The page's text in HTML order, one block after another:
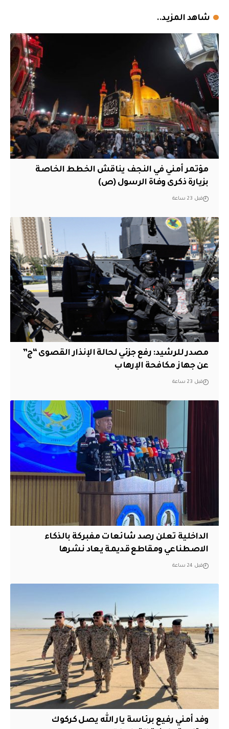
شاهد المزيد..
مؤتمر أمني في النجف يناقش الخطط الخاصة
بزيارة ذكرى وفاة الرسول (ص)
قبل 23 ساعة
مصدر للرشيد: رفع جزئي لحالة الإنذار القصوى “ج”
عن جهاز مكافحة الإرهاب
قبل 23 ساعة
الداخلية تعلن رصد شائعات مفبركة بالذكاء
الاصطناعي ومقاطع قديمة يعاد نشرها
قبل 24 ساعة
وفد أمني رفيع برئاسة يار الله يصل كركوك